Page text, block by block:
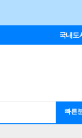
국내도
빠른